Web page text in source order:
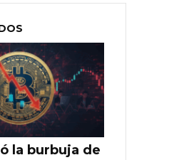
la burbuja de